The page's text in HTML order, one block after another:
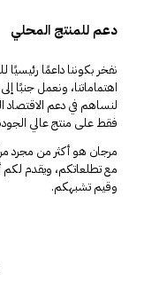
دعم للمنتج المحلي
نفخر بكوننا داعمًا
اهتماماتنا، ونعمل جنبًا
لنساهم في دعم الاقتصاد
فقط على منتج عالي
مرجان هو أكثر من مجرد
مع تطلعاتكم، ويقدم
وقيم تشبهكم.